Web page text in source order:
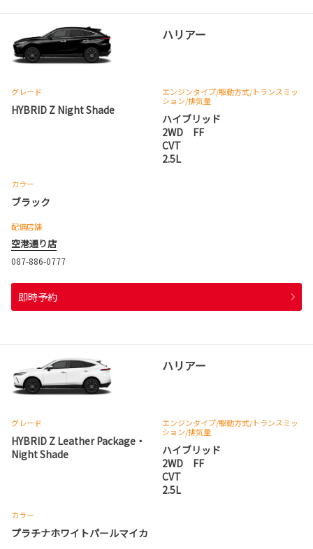
ハリアー
グレード
HYBRID Z Night Shade
エンジンタイプ/駆動方式/トランスミッ
ション/排気量
ハイブリッド
2WD FF
CVT
2.5L
カラー
ブラック
配備店舗
空港通り店
087-886-0777
即時予約
ハリアー
グレード
HYBRID Z Leather Package・
Night Shade
エンジンタイプ/駆動方式/トランスミッ
ション/排気量
ハイブリッド
2WD FF
CVT
2.5L
カラー
プラチナホワイトパールマイカ